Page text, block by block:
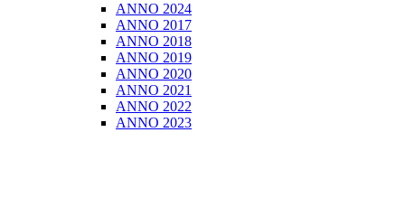
ANNO 2024
ANNO 2017
ANNO 2018
ANNO 2019
ANNO 2020
ANNO 2021
ANNO 2022
ANNO 2023